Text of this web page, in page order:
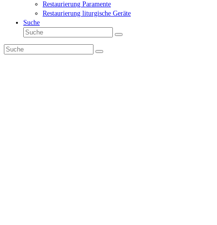
Restaurierung Paramente
Restaurierung liturgische Geräte
Suche
Suche
Senden
Suche
Senden